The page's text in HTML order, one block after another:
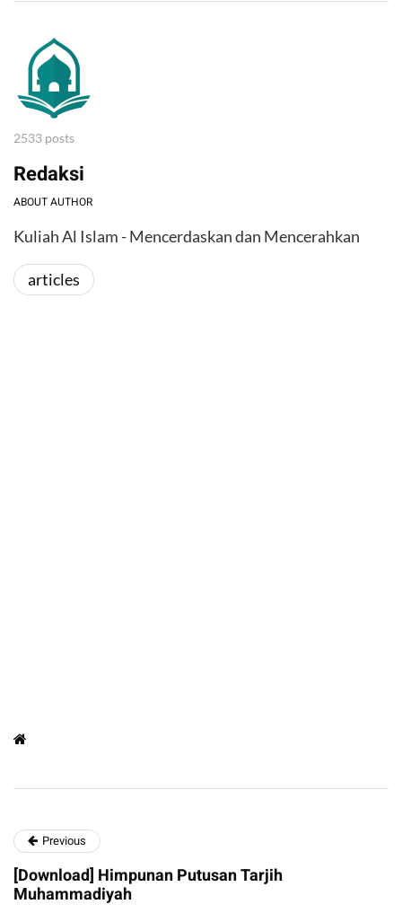
2533 posts
Redaksi
ABOUT AUTHOR
Kuliah Al Islam - Mencerdaskan dan Mencerahkan
articles
Previous
[Download] Himpunan Putusan Tarjih
Muhammadiyah